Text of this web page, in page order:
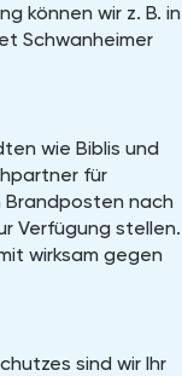
können wir z. B. in
Schwanheimer
wie Biblis und
für
nach
Verfügung stellen.
wirksam gegen
sind wir Ihr